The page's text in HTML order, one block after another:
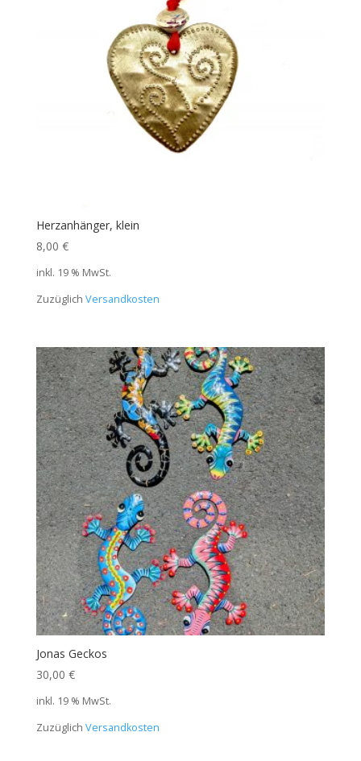
Herzanhänger, klein
8,00 €
inkl. 19 % MwSt.
Zuzüglich Versandkosten
Jonas Geckos
30,00 €
inkl. 19 % MwSt.
Zuzüglich Versandkosten